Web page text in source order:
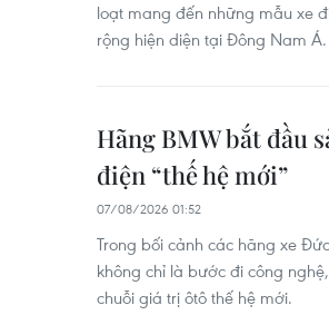
loạt mang đến những mẫu xe
rộng hiện diện tại Đông Nam Á.
Hãng BMW bắt đầu
điện “thế hệ mới”
07/08/2026 01:52
Trong bối cảnh các hãng xe
không chỉ là bước đi công
chuỗi giá trị ôtô thế hệ mới.